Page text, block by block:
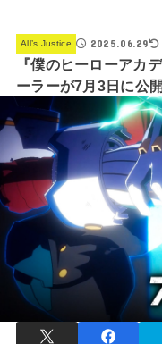
All’s Justice 2025.06.29
『僕のヒーローアカ
ーラーが7月3日に公開